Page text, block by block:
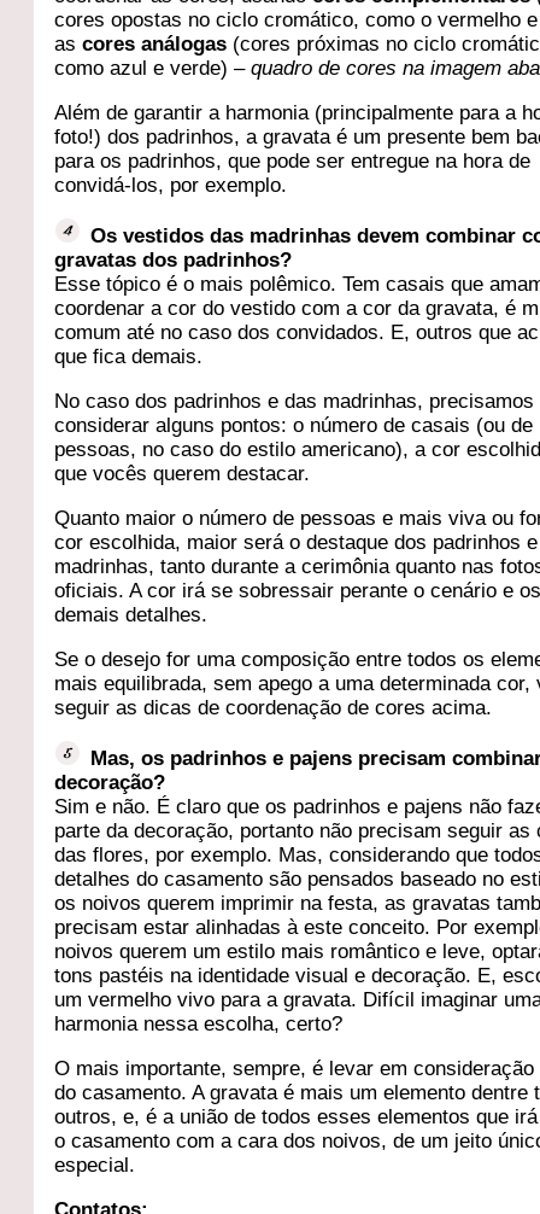
cores opostas no ciclo cromático, como o vermelho
ascores análogas (cores próximas no ciclo
como azul e verde)– quadro de cores na imagem
Além de garantir a harmonia (principalmente para a
foto!) dos padrinhos, a gravata é um presente bem
para os padrinhos, que pode ser entregue na hora de
convidá-los, por exemplo.
Os vestidos das madrinhas devem combinar
gravatas dos padrinhos?
Esse tópico é o mais polêmico. Tem casais que
coordenar a cor do vestido com a cor da gravata, é
comum até no caso dos convidados. E, outros que
que fica demais.
No caso dos padrinhos e das madrinhas, precisamos
considerar alguns pontos: o número de casais (ou de
pessoas, no caso do estilo americano), a cor
que vocês querem destacar.
Quanto maior o número de pessoas e mais viva ou
cor escolhida, maior será o destaque dos padrinhos e
madrinhas, tanto durante a cerimônia quanto nas
oficiais. A cor irá se sobressair perante o cenário e
demais detalhes.
Se o desejo for uma composição entre todos os
mais equilibrada, sem apego a uma determinada cor,
seguir as dicas de coordenação de cores acima.
Mas, os padrinhos e pajens precisam
decoração?
Sim e não. É claro que os padrinhos e pajens não
parte da decoração, portanto não precisam seguir as
das flores, por exemplo. Mas, considerando que
detalhes do casamento são pensados baseado no
os noivos querem imprimir na festa, as gravatas
precisam estar alinhadas à este conceito. Por
noivos querem um estilo mais romântico e leve,
tons pastéis na identidade visual e decoração. E,
um vermelho vivo para a gravata. Difícil imaginar
harmonia nessa escolha, certo?
O mais importante, sempre, é levar em
do casamento. A gravata é mais um elemento dentre
outros, e, é a união de todos esses elementos que
o casamento com a cara dos noivos, de um jeito
especial.